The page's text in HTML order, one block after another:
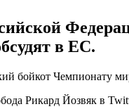
в ЕС.
бойкот Чемпионату
Рикард Йозвяк в